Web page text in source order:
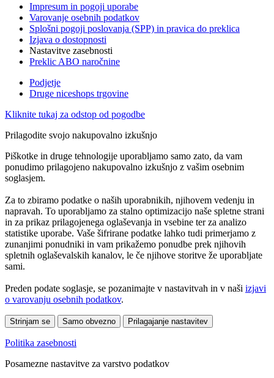
Impresum in pogoji uporabe
Varovanje osebnih podatkov
Splošni pogoji poslovanja (SPP) in pravica do preklica
Izjava o dostopnosti
Nastavitve zasebnosti
Preklic ABO naročnine
Podjetje
Druge niceshops trgovine
Kliknite tukaj za odstop od pogodbe
Prilagodite svojo nakupovalno izkušnjo
Piškotke in druge tehnologije uporabljamo samo zato, da vam
ponudimo prilagojeno nakupovalno izkušnjo z vašim osebnim
soglasjem.
Za to zbiramo podatke o naših uporabnikih, njihovem vedenju in
napravah. To uporabljamo za stalno optimizacijo naše spletne strani
in za prikaz prilagojenega oglaševanja in vsebine ter za analizo
statistike uporabe. Vaše šifrirane podatke lahko tudi primerjamo z
zunanjimi ponudniki in vam prikažemo ponudbe prek njihovih
spletnih oglaševalskih kanalov, le če njihove storitve že uporabljate
sami.
Preden podate soglasje, se pozanimajte v nastavitvah in v naši izjavi
o varovanju osebnih podatkov.
Strinjam se Samo obvezno Prilagajanje nastavitev
Politika zasebnosti
Posamezne nastavitve za varstvo podatkov